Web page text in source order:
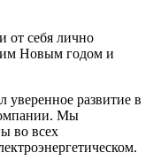
себя лично
Новым годом и
развитие в
Мы
во всех